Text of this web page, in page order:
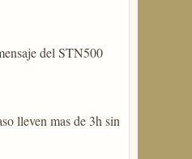
del STN500
lleven mas de 3h sin